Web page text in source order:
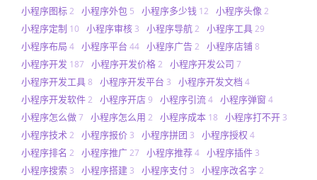
小程序图标2 小程序外包 5 小程序多少钱 12 小程序头像 2
小程序定制 10 小程序审核 3 小程序导航2 小程序工具29
小程序布局 4 小程序平台 44 小程序广告2 小程序店铺8
小程序开发 187 小程序开发价格2 小程序开发公司 7
小程序开发工具8 小程序开发平台 3 小程序开发文档 4
小程序开发软件2 小程序开店9 小程序引流4 小程序弹窗 4
小程序怎么做7 小程序怎么用 2 小程序成本 18 小程序打不开 3
小程序技术 2 小程序报价 3 小程序拼团 3 小程序授权 4
小程序排名 2 小程序推广27 小程序推荐4 小程序插件 3
小程序搜索 3 小程序搭建 3 小程序支付 3 小程序改名字 2